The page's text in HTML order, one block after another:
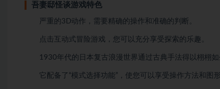
吾妻邸怪谈游戏特色
严重的3D动作，需要精确的操作和准确的判断。
点击互动式冒险游戏，您可以充分享受探索的乐趣。
1930年代的日本复古浪漫世界通过古典手法得以栩栩如
它配备了“模式选择功能”，使您可以享受操作方法和图